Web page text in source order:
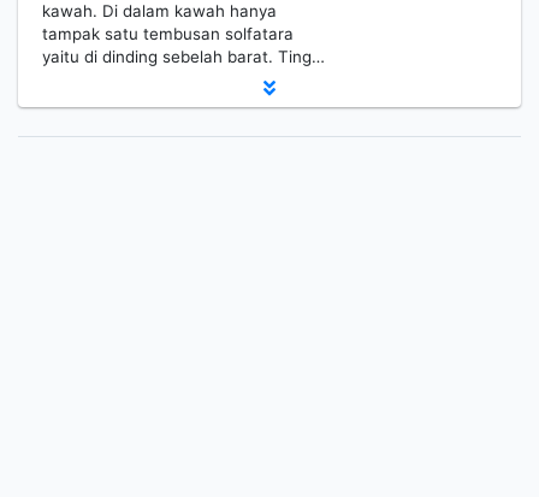
kawah. Di dalam kawah hanya
tampak satu tembusan solfatara
yaitu di dinding sebelah barat. Ting…